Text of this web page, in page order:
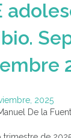
2025
De la